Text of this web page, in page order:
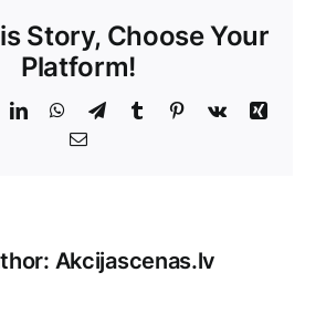
Story, Choose Your
Platform!
LinkedInWhatsApp
TelegramTumblr Pinterest
Vk
Xing
E-
Akcijascenas.lv